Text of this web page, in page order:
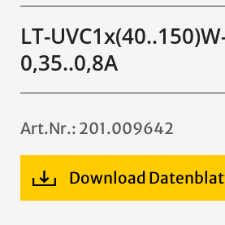
LT-
0,35..0,8A
Art.Nr.: 201.009642
Download